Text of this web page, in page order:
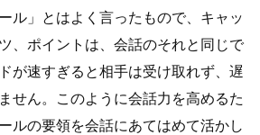
ル」とはよく言ったもので、キャッ
、ポイントは、会話のそれと同じで
が速すぎると相手は受け取れず、遅
せん。このように会話力を高めるた
ルの要領を会話にあてはめて活かし